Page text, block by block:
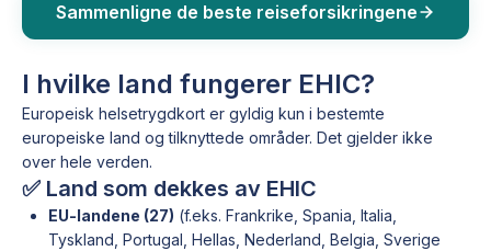
Sammenligne de beste reiseforsikringene
I hvilke land fungerer EHIC?
Europeisk helsetrygdkort er gyldig kun i bestemte
europeiske land og tilknyttede områder. Det gjelder ikke
over hele verden.
✅ Land som dekkes av EHIC
EU-landene (27) (f.eks. Frankrike, Spania, Italia,
Tyskland, Portugal, Hellas, Nederland, Belgia, Sverige